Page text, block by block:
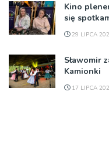
Kino
się
29 LIPCA
Sławomir
Kamionki
17 LIPCA